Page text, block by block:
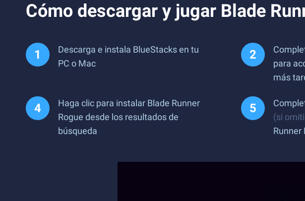
Cómo descargar y jugar Blade
Descarga e instala BlueStacks en tu
PC o Mac
para
más
Haga clic para instalar Blade Runner
Rogue desde los resultados de
búsqueda
(si
Runner